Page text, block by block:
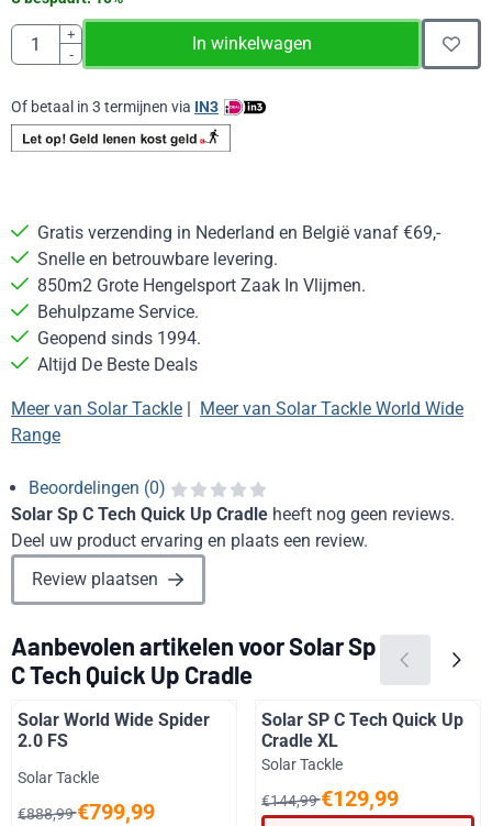
Aantal
+
-
In winkelwagen
Of betaal in 3 termijnen via IN3
Gratis verzending in Nederland en België vanaf €69,-
Snelle en betrouwbare levering.
850m2 Grote Hengelsport Zaak In Vlijmen.
Behulpzame Service.
Geopend sinds 1994.
Altijd De Beste Deals
Meer van Solar Tackle | Meer van Solar Tackle World Wide
Range
Beoordelingen (0)
Solar Sp C Tech Quick Up Cradle heeft nog geen reviews.
Deel uw product ervaring en plaats een review.
Review plaatsen
Aanbevolen artikelen voorSolar Sp
C Tech Quick Up Cradle
Solar World Wide Spider
2.0 FS
Merk:
Solar Tackle
Van 888,99 voor 799,99
€888,99€799,99
Solar SP C Tech Quick Up
Cradle XL
Merk:
Solar Tackle
Van 144,99 voor 129,99
€144,99€129,99